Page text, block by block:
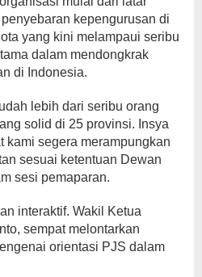
kepengurusan di
yang kini melampaui seribu
dalam mendongkrak
di Indonesia.
lebih dari seribu orang
solid di 25 provinsi. Insya
kami segera merampungkan
sesuai ketentuan Dewan
sesi pemaparan.
interaktif. Wakil Ketua
sempat melontarkan
orientasi PJS dalam